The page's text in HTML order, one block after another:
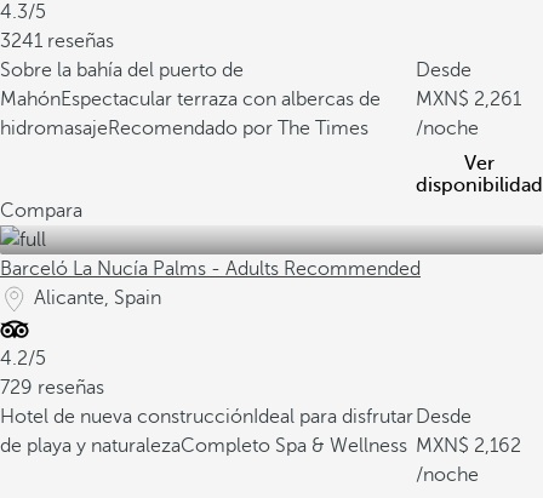
4.3/5
3241 reseñas
Sobre la bahía del puerto de
MahónEspectacular terraza con albercas de
hidromasajeRecomendado por The Times
Desde
2,261
/noche
Ver
disponibilidad
Compara
Barceló La Nucía Palms - Adults Recommended
Alicante, Spain
4.2/5
729 reseñas
Hotel de nueva construcción Ideal para disfrutar
de playa y naturalezaCompleto Spa & Wellness
Desde
2,162
/noche